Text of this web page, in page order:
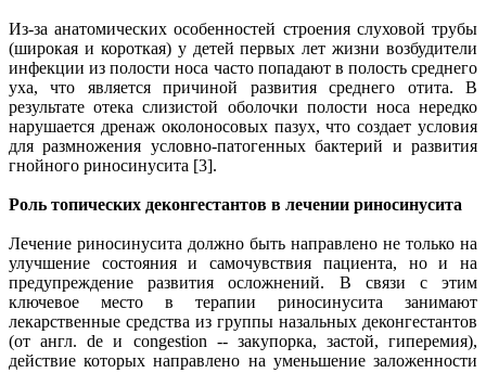
Из-за анатомических особенностей строения слуховой трубы
(широкая и короткая) у детей первых лет жизни возбудители
инфекции из полости носа часто попадают в полость среднего
уха, что является причиной развития среднего отита. В
результате отека слизистой оболочки полости носа нередко
нарушается дренаж околоносовых пазух, что создает условия
для размножения условно-патогенных бактерий и развития
гнойного риносинусита [3].
Роль топических деконгестантов в лечении риносинусита
Лечение риносинусита должно быть направлено не только на
улучшение состояния и самочувствия пациента, но и на
предупреждение развития осложнений. В связи с этим
ключевое место в терапии риносинусита занимают
лекарственные средства из группы назальных деконгестантов
(от англ. de и congestion -- закупорка, застой, гиперемия),
действие которых направлено на уменьшение заложенности